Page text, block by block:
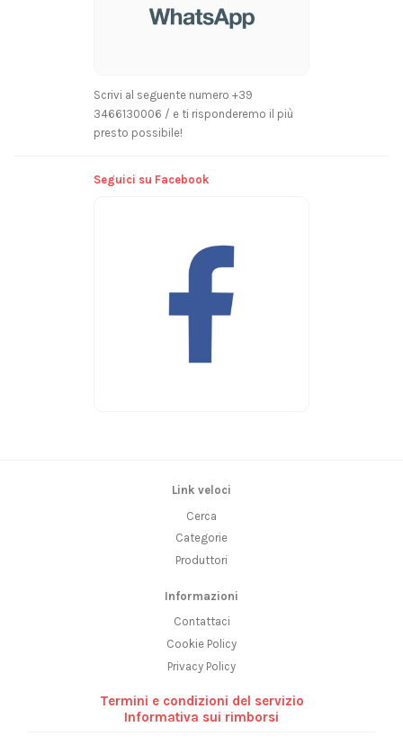
Scrivi al seguente numero +39
3466130006 / e ti risponderemo il più
presto possibile!
Seguici su Facebook
Link veloci
Cerca
Categorie
Produttori
Informazioni
Contattaci
Cookie Policy
Privacy Policy
Termini e condizioni del servizio
Informativa sui rimborsi